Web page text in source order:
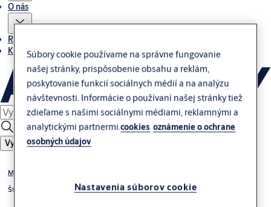
O nás
Referencie
Kontakt
Vyhľadať
Mechanické zámky
Štandardné zámky
Súbory cookie používame na správne fungovanie
našej stránky, prispôsobenie obsahu a reklám,
poskytovanie funkcií sociálnych médií a na analýzu
návštevnosti. Informácie o používaní našej stránky tiež
zdieľame s našimi sociálnymi médiami, reklamnými a
analytickými partnermi.cookies oznámenie o ochrane
osobných údajov
Nastavenia súborov cookie